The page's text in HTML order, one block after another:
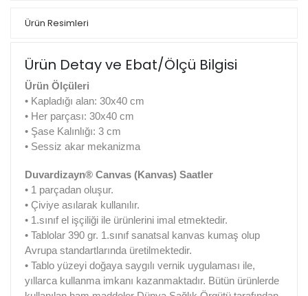
Ürün Resimleri
Ürün Detay ve Ebat/Ölçü Bilgisi
Ürün Ölçüleri
• Kapladığı alan: 30x40 cm
• Her parçası: 30x40 cm
• Şase Kalınlığı: 3 cm
• Sessiz akar mekanizma
Duvardizayn® Canvas (Kanvas) Saatler
• 1 parçadan oluşur.
• Çiviye asılarak kullanılır.
• 1.sınıf el işçiliği ile ürünlerini imal etmektedir.
• Tablolar 390 gr. 1.sınıf sanatsal kanvas kumaş olup
Avrupa standartlarında üretilmektedir.
• Tablo yüzeyi doğaya saygılı vernik uygulaması ile,
yıllarca kullanma imkanı kazanmaktadır. Bütün ürünlerde